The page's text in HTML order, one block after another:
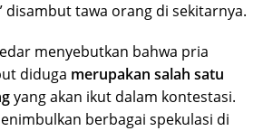
disambut tawa orang di sekitarnya.
menyebutkan bahwa pria
diduga merupakan salah satu
yang akan ikut dalam kontestasi.
berbagai spekulasi di